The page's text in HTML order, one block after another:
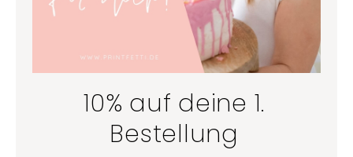
10% auf deine 1.
Bestellung